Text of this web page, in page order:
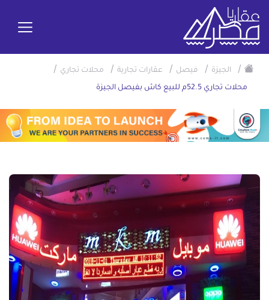
/ الجيزة / فيصل / عقارات تجارية / محلات تجاري /
محلات تجاري 52.5م للبيع كاش بفيصل الجيزة